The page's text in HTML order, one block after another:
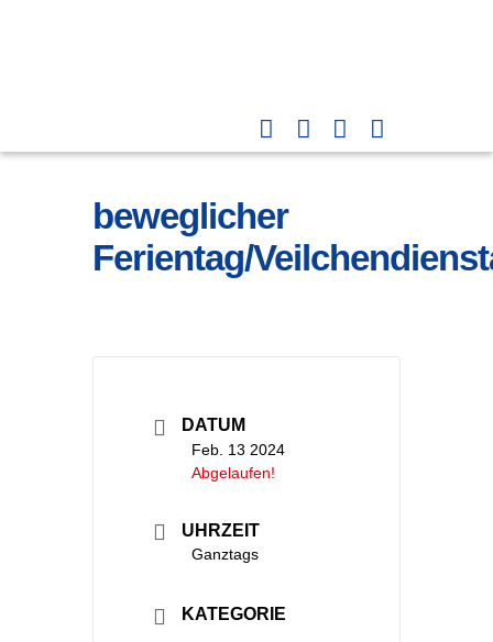
beweglicher
Ferientag/
DATUM
Feb. 13 2024
Abgelaufen!
UHRZEIT
Ganztags
KATEGORIE